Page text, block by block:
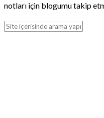
notları için blogumu takip